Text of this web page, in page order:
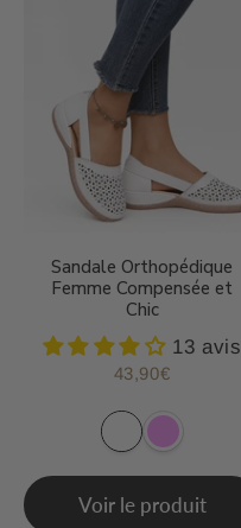
Sandale Orthopédique
Femme Compensée et
Chic
13 avis
Prix
43,90€
Voir le produit